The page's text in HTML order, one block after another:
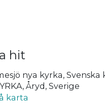
hit
nya kyrka, Svenska
Åryd, Sverige
karta